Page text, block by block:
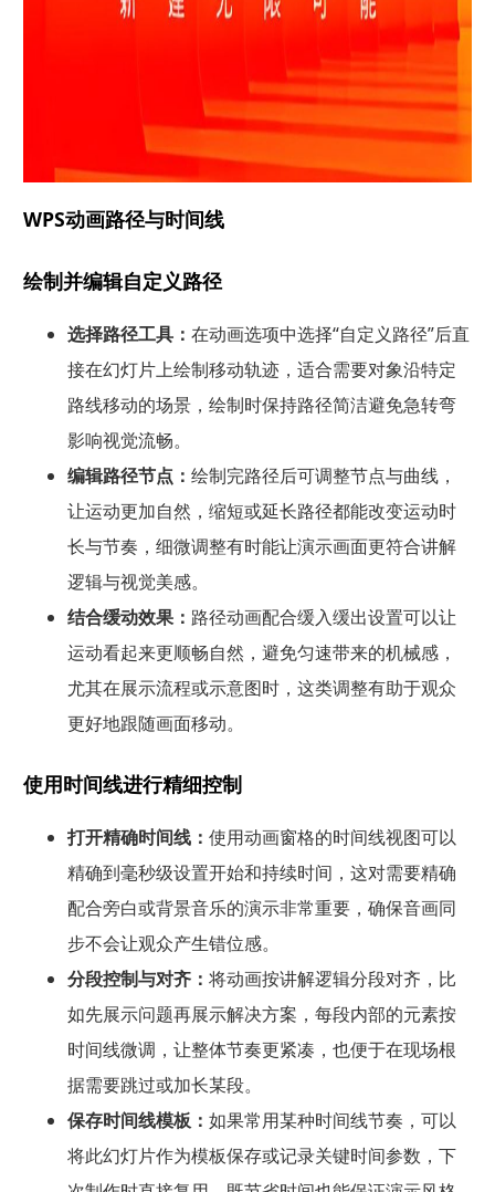
WPS动画路径与时间线
绘制并编辑自定义路径
选择路径工具： 在动画选项中选择“自定义路径”后直
接在幻灯片上绘制移动轨迹，适合需要对象沿特定
路线移动的场景，绘制时保持路径简洁避免急转弯
影响视觉流畅。
编辑路径节点： 绘制完路径后可调整节点与曲线，
让运动更加自然，缩短或延长路径都能改变运动时
长与节奏，细微调整有时能让演示画面更符合讲解
逻辑与视觉美感。
结合缓动效果： 路径动画配合缓入缓出设置可以让
运动看起来更顺畅自然，避免匀速带来的机械感，
尤其在展示流程或示意图时，这类调整有助于观众
更好地跟随画面移动。
使用时间线进行精细控制
打开精确时间线： 使用动画窗格的时间线视图可以
精确到毫秒级设置开始和持续时间，这对需要精确
配合旁白或背景音乐的演示非常重要，确保音画同
步不会让观众产生错位感。
分段控制与对齐： 将动画按讲解逻辑分段对齐，比
如先展示问题再展示解决方案，每段内部的元素按
时间线微调，让整体节奏更紧凑，也便于在现场根
据需要跳过或加长某段。
保存时间线模板： 如果常用某种时间线节奏，可以
将此幻灯片作为模板保存或记录关键时间参数，下